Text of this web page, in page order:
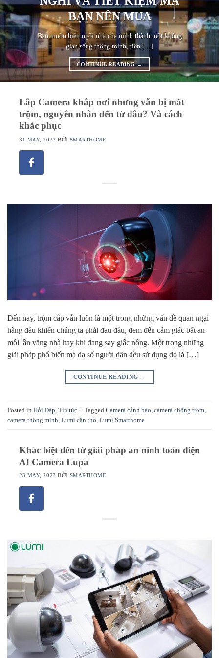
BẠN NÊN MUA
Bạn muốn biến ngôi nhà của mình thành một không
gian sống thông minh, tiện [...]
CONTINUE READING→
Lắp Camera khắp nơi nhưng vẫn bị mất
trộm, nguyên nhân đến từ đâu? Và cách
khắc phục
31 MAY, 2023 BỞI SMARTHOME
Đến nay, trộm cắp vẫn luôn là một trong những vấn đề quan ngại
hàng đầu khiến chúng ta phải đau đầu, đem đến cảm giác bất an
mỗi lần vắng nhà hay khi đang say giấc nồng. Một trong những
giải pháp phổ biến mà đa số người dân đều sử dụng đó là […]
CONTINUE READING →
Posted in Hỏi Đáp, Tin tức Tagged Camera cảnh báo, camera chống trộm,
camera thông minh, Lumi cần thơ, Lumi Smarthome
Khác biệt đến từ giải pháp an ninh toàn diện
AI Camera Lupa
23 MAY, 2023 BỞI SMARTHOME